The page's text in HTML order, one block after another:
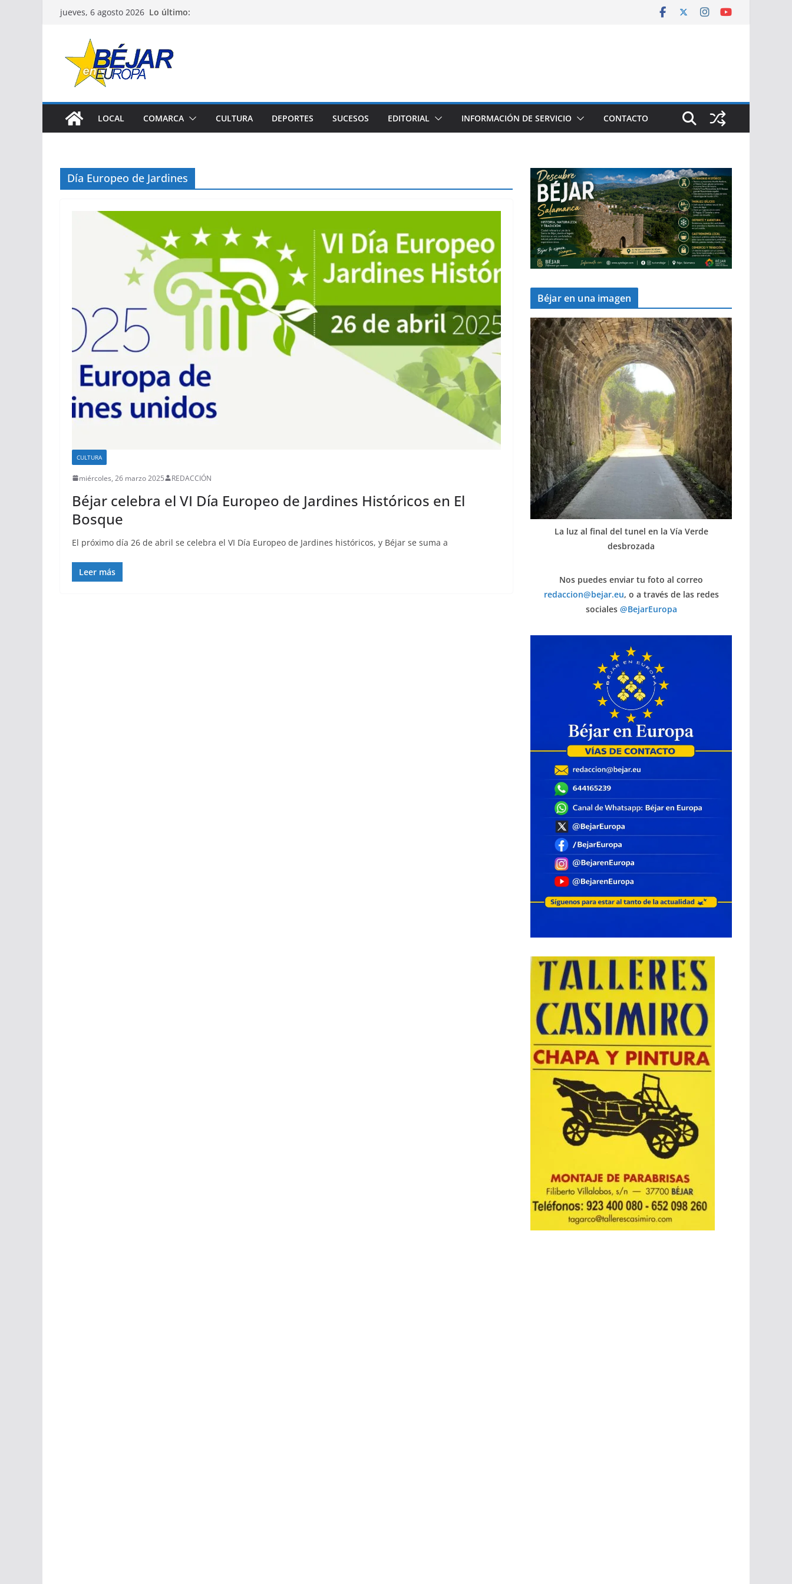
Saltarjueves, 6 agosto 2026 Lo último:
LOCAL COMARCA CULTURA DEPORTES SUCESOS EDITORIAL INFORMACIÓN DE SERVICIO CONTACTO
Día Europeo de Jardines
CULTURA
miércoles, 26 marzo 2025 REDACCIÓN
Béjar celebra el VI Día Europeo de Jardines Históricos en El
Bosque
El próximo día 26 de abril se celebra el VI Día Europeo de Jardines históricos, y Béjar se suma a
Leer más
Béjar en una imagen
La luz al final del tunel en la Vía Verde
desbrozada
Nos puedes enviar tu foto al correo
redaccion@bejar.eu, o a través de las redes
sociales @BejarEuropa